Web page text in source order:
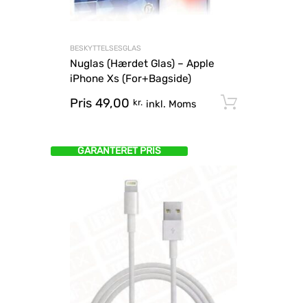
BESKYTTELSESGLAS
Nuglas (Hærdet Glas) – Apple
iPhone Xs (For+Bagside)
Pris 49,00 kr. inkl. Moms
GARANTERET PRIS